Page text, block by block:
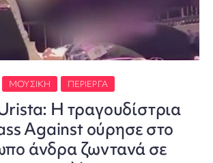
ΜΟΥΣΙΚΉ ΠΕΡΊΕΡΓΑ
Η τραγουδίστρια
Against ούρησε στο
άνδρα ζωντανά σε